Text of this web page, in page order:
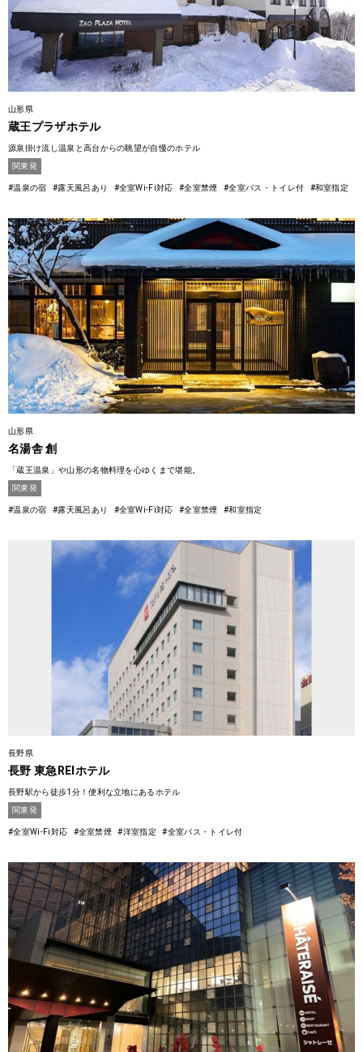
山形県
蔵王プラザホテル
源泉掛け流し温泉と高台からの眺望が自慢のホテル
関東発
#温泉の宿 #露天風呂あり #全室Wi-Fi対応 #全室禁煙 #全室バス・トイレ付 #和室指定
山形県
名湯舎 創
「蔵王温泉」や山形の名物料理を心ゆくまで堪能。
関東発
#温泉の宿 #露天風呂あり #全室Wi-Fi対応 #全室禁煙 #和室指定
長野県
長野 東急REIホテル
長野駅から徒歩1分！便利な立地にあるホテル
関東発
#全室Wi-Fi対応 #全室禁煙 #洋室指定 #全室バス・トイレ付